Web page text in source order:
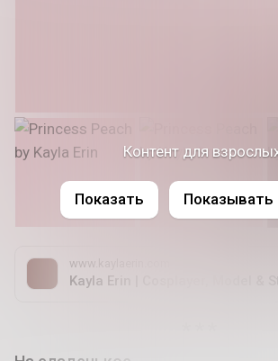
www.kaylaerin.com
Kayla Erin | Cosplayer, Model &
Контент для
Показать Показывать